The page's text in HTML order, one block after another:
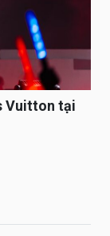
Vuitton tại